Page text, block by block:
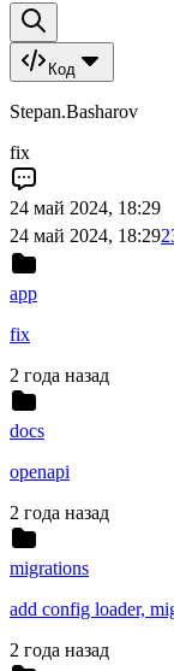
Код
Stepan.Basharov
fix
24 май 2024, 18:29
24 май 2024, 18:29
app
fix
2 года назад
docs
openapi
2 года назад
migrations
add config loader,
2 года назад